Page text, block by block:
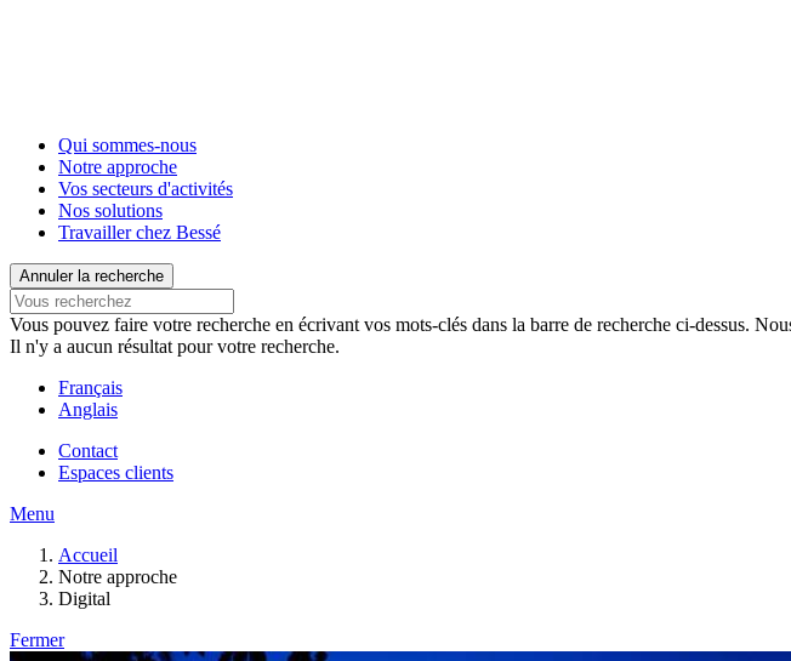
Qui sommes-nous
Notre approche
Vos secteurs d'activités
Nos solutions
Travailler chez Bessé
Annuler la recherche
Vous pouvez faire votre recherche en écrivant vos mots-clés dans la barre de recherche ci-dessus.
Il n'y a aucun résultat pour votre recherche.
Français
Anglais
Contact
Espaces clients
Menu
Accueil
Notre approche
Digital
Fermer